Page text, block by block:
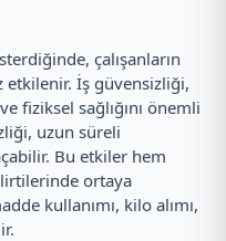
çalışanların
etkilenir. İş güvensizliği,
fiziksel sağlığını önemli
uzun süreli
Bu etkiler hem
ortaya
kullanımı, kilo alımı,